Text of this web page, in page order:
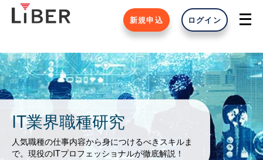
新規申込 ログイン
IT業界職種研究
人気職種の仕事内容から身につけるべきスキルま
で。現役のITプロフェッショナルが徹底解説！